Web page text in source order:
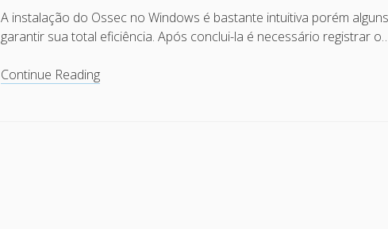
A instalação do Ossec no Windows é bastante intuitiva porém
garantir sua total eficiência. Após conclui-la é necessário registrar
Continue ReadingConfigurando